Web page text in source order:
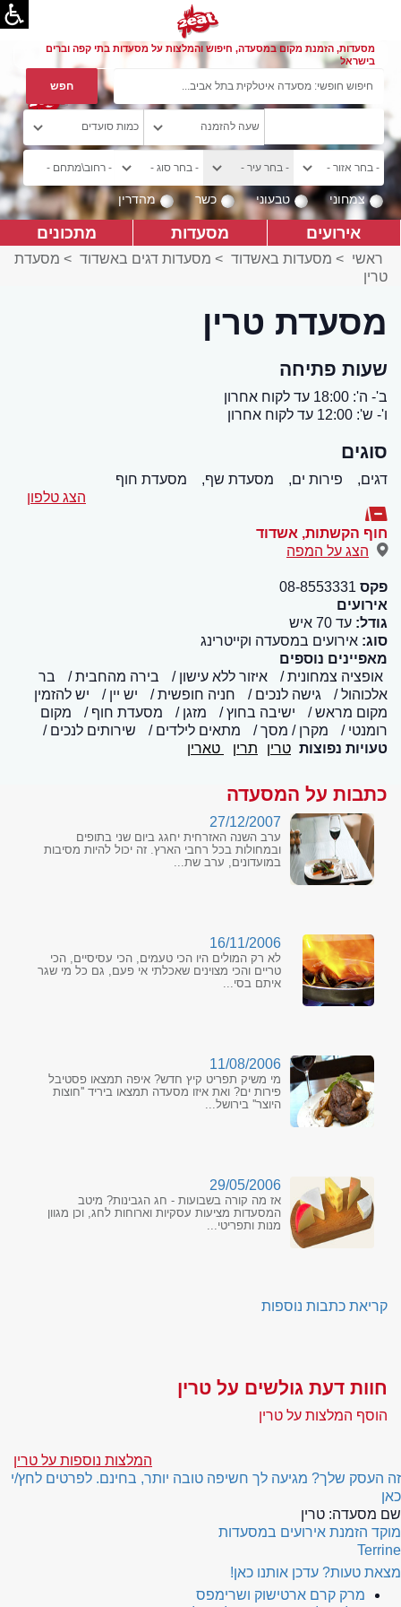
מסעדות, הזמנת מקום במסעדה, חיפוש והמלצות על מסעדות בתי קפה וברים
בישראל
צמחוני טבעוני כשר מהדרין
אירועים מסעדות מתכונים
ראשי > מסעדות באשדוד > מסעדות דגים באשדוד > מסעדת
טרין
מסעדת טרין
שעות פתיחה
ב'- ה': 18:00 עד לקוח אחרון
ו'- ש': 12:00 עד לקוח אחרון
סוגים
דגים, פירות ים, מסעדת שף,
מסעדת חוף
הצג טלפון
חוף הקשתות, אשדוד
הצג על המפה
פקס 08-8553331
אירועים
גודל: עד 70 איש
סוג: אירועים במסעדה וקייטרינג
מאפיינים נוספים
אופציה צמחונית
איזור ללא עישון בירה מהחבית
בר
אלכוהול
גישה לנכים חניה חופשית יש יין
יש להזמין
מקום מראש
ישיבה בחוץ מזגן מסעדת חוף
מקום
רומנטי
מקרן / מסך מתאים לילדים
שירותים לנכים
טעויות נפוצות טרין תרין טארין
כתבות על המסעדה
27/12/2007
ערב השנה האזרחית יחגג ביום שני בתופים
ובמחולות בכל רחבי הארץ. זה יכול להיות מסיבות
במועדונים, ערב שת...
16/11/2006
לא רק המולים היו הכי טעמים, הכי עסיסיים, הכי
טריים והכי מצוינים שאכלתי אי פעם, גם כל מי שגר
איתם בסי...
11/08/2006
מי משיק תפריט קיץ חדש? איפה תמצאו פסטיבל
פירות ים? ואת איזו מסעדה תמצאו ביריד ''חוצות
היוצר'' בירושל...
29/05/2006
אז מה קורה בשבועות - חג הגבינות? מיטב
המסעדות מציעות עסקיות וארוחות לחג, וכן מגוון
מנות ותפריטי...
קריאת כתבות נוספות
חוות דעת גולשים על טרין
הוסף המלצות על טרין
המלצות נוספות על טרין
זה העסק שלך? מגיעה לך חשיפה טובה יותר, בחינם. לפרטים לחץ/י
כאן
שם מסעדה: טרין
מוקד הזמנת אירועים במסעדות
Terrine
מצאת טעות? עדכן אותנו כאן!
מרק קרם ארטישוק ושרימפס